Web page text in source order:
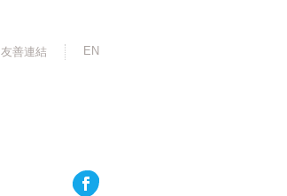
友善連結 EN